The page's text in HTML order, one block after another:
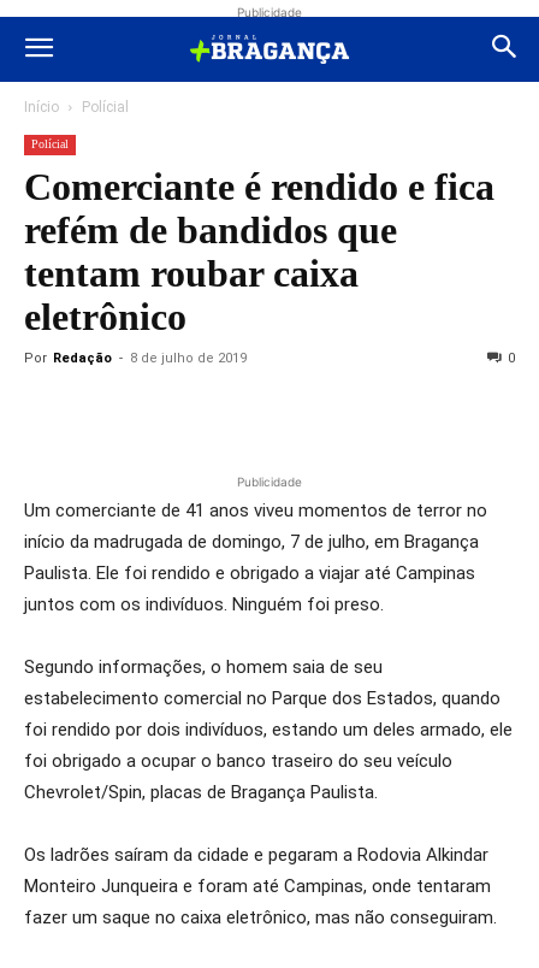
Publicidade
Início Polícial
Polícial
Comerciante é rendido e fica
refém de bandidos que
tentam roubar caixa
eletrônico
Por Redação - 8 de julho de 2019 0
Publicidade
Um comerciante de 41 anos viveu momentos de terror no
início da madrugada de domingo, 7 de julho, em Bragança
Paulista. Ele foi rendido e obrigado a viajar até Campinas
juntos com os indivíduos. Ninguém foi preso.
Segundo informações, o homem saia de seu
estabelecimento comercial no Parque dos Estados, quando
foi rendido por dois indivíduos, estando um deles armado, ele
foi obrigado a ocupar o banco traseiro do seu veículo
Chevrolet/Spin, placas de Bragança Paulista.
Os ladrões saíram da cidade e pegaram a Rodovia Alkindar
Monteiro Junqueira e foram até Campinas, onde tentaram
fazer um saque no caixa eletrônico, mas não conseguiram.